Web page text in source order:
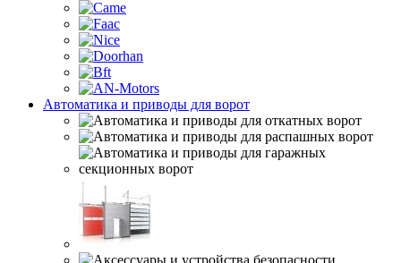
Автоматика и приводы для ворот